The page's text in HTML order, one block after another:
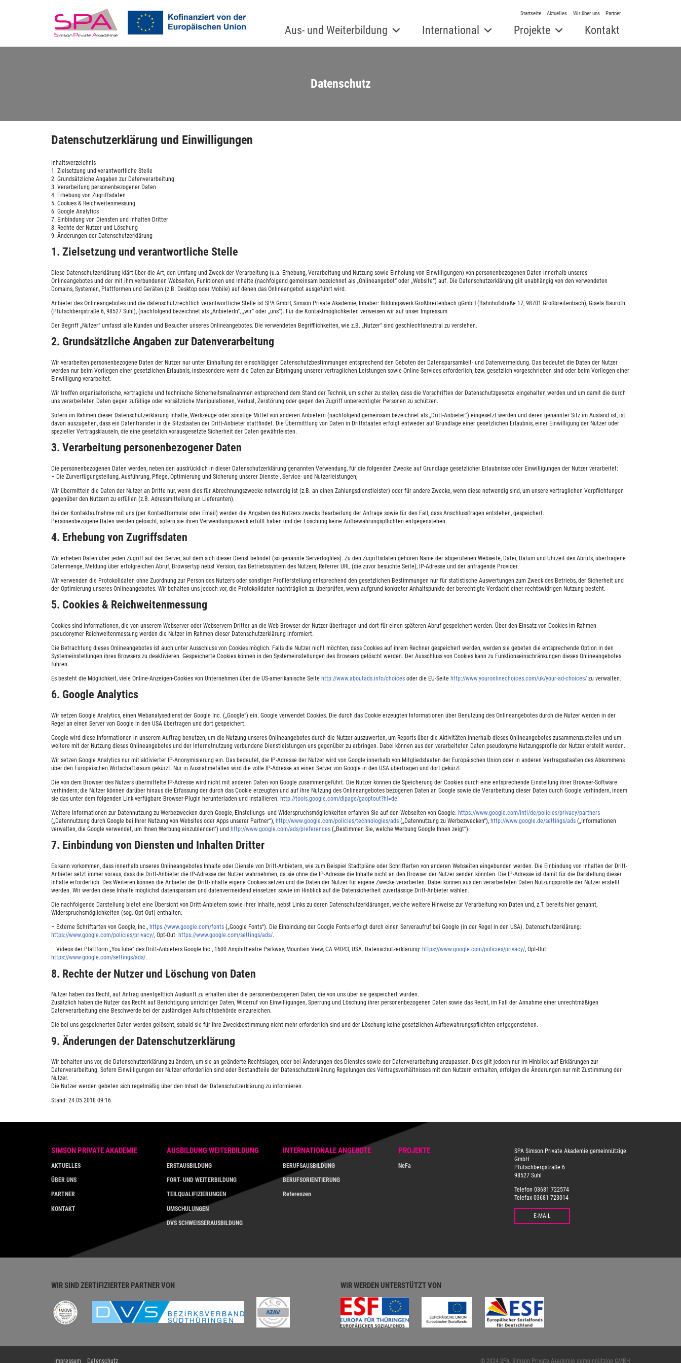
Startseite Aktuelles Wir über uns Partner
Aus- und Weiterbildung International Projekte Kontakt
Datenschutz
Datenschutzerklärung und Einwilligungen
Inhaltsverzeichnis
1. Zielsetzung und verantwortliche Stelle
2. Grundsätzliche Angaben zur Datenverarbeitung
3. Verarbeitung personenbezogener Daten
4. Erhebung von Zugriffsdaten
5. Cookies & Reichweitenmessung
6. Google Analytics
7. Einbindung von Diensten und Inhalten Dritter
8. Rechte der Nutzer und Löschung
9. Änderungen der Datenschutzerklärung
1. Zielsetzung und verantwortliche Stelle
Diese Datenschutzerklärung klärt über die Art, den Umfang und Zweck der Verarbeitung (u.a. Erhebung, Verarbeitung und Nutzung sowie Einholung von Einwilligungen) von personenbezogenen Daten innerhalb unseres
Onlineangebotes und der mit ihm verbundenen Webseiten, Funktionen und Inhalte (nachfolgend gemeinsam bezeichnet als „Onlineangebot“ oder „Website“) auf. Die Datenschutzerklärung gilt unabhängig von den verwendeten
Domains, Systemen, Plattformen und Geräten (z.B. Desktop oder Mobile) auf denen das Onlineangebot ausgeführt wird.
Anbieter des Onlineangebotes und die datenschutzrechtlich verantwortliche Stelle ist SPA GmbH, Simson Private Akademie, Inhaber: Bildungswerk Großbreitenbach gGmbH (Bahnhofstraße 17, 98701 Großbreitenbach), Gisela Bauroth
(Pfütschbergstraße 6, 98527 Suhl), (nachfolgend bezeichnet als „AnbieterIn“, „wir“ oder „uns“). Für die Kontaktmöglichkeiten verweisen wir auf unser Impressum
Der Begriff „Nutzer“ umfasst alle Kunden und Besucher unseres Onlineangebotes. Die verwendeten Begrifflichkeiten, wie z.B. „Nutzer“ sind geschlechtsneutral zu verstehen.
2. Grundsätzliche Angaben zur Datenverarbeitung
Wir verarbeiten personenbezogene Daten der Nutzer nur unter Einhaltung der einschlägigen Datenschutzbestimmungen entsprechend den Geboten der Datensparsamkeit- und Datenvermeidung. Das bedeutet die Daten der Nutzer
werden nur beim Vorliegen einer gesetzlichen Erlaubnis, insbesondere wenn die Daten zur Erbringung unserer vertraglichen Leistungen sowie Online-Services erforderlich, bzw. gesetzlich vorgeschrieben sind oder beim Vorliegen einer
Einwilligung verarbeitet.
Wir treffen organisatorische, vertragliche und technische Sicherheitsmaßnahmen entsprechend dem Stand der Technik, um sicher zu stellen, dass die Vorschriften der Datenschutzgesetze eingehalten werden und um damit die durch
uns verarbeiteten Daten gegen zufällige oder vorsätzliche Manipulationen, Verlust, Zerstörung oder gegen den Zugriff unberechtigter Personen zu schützen.
Sofern im Rahmen dieser Datenschutzerklärung Inhalte, Werkzeuge oder sonstige Mittel von anderen Anbietern (nachfolgend gemeinsam bezeichnet als „Dritt-Anbieter“) eingesetzt werden und deren genannter Sitz im Ausland ist, ist
davon auszugehen, dass ein Datentransfer in die Sitzstaaten der Dritt-Anbieter stattfindet. Die Übermittlung von Daten in Drittstaaten erfolgt entweder auf Grundlage einer gesetzlichen Erlaubnis, einer Einwilligung der Nutzer oder
spezieller Vertragsklauseln, die eine gesetzlich vorausgesetzte Sicherheit der Daten gewährleisten.
3. Verarbeitung personenbezogener Daten
Die personenbezogenen Daten werden, neben den ausdrücklich in dieser Datenschutzerklärung genannten Verwendung, für die folgenden Zwecke auf Grundlage gesetzlicher Erlaubnisse oder Einwilligungen der Nutzer verarbeitet:
– Die Zurverfügungstellung, Ausführung, Pflege, Optimierung und Sicherung unserer Dienste-, Service- und Nutzerleistungen;
Wir übermitteln die Daten der Nutzer an Dritte nur, wenn dies für Abrechnungszwecke notwendig ist (z.B. an einen Zahlungsdienstleister) oder für andere Zwecke, wenn diese notwendig sind, um unsere vertraglichen Verpflichtungen
gegenüber den Nutzern zu erfüllen (z.B. Adressmitteilung an Lieferanten).
Bei der Kontaktaufnahme mit uns (per Kontaktformular oder Email) werden die Angaben des Nutzers zwecks Bearbeitung der Anfrage sowie für den Fall, dass Anschlussfragen entstehen, gespeichert.
Personenbezogene Daten werden gelöscht, sofern sie ihren Verwendungszweck erfüllt haben und der Löschung keine Aufbewahrungspflichten entgegenstehen.
4. Erhebung von Zugriffsdaten
Wir erheben Daten über jeden Zugriff auf den Server, auf dem sich dieser Dienst befindet (so genannte Serverlogfiles). Zu den Zugriffsdaten gehören Name der abgerufenen Webseite, Datei, Datum und Uhrzeit des Abrufs, übertragene
Datenmenge, Meldung über erfolgreichen Abruf, Browsertyp nebst Version, das Betriebssystem des Nutzers, Referrer URL (die zuvor besuchte Seite), IP-Adresse und der anfragende Provider.
Wir verwenden die Protokolldaten ohne Zuordnung zur Person des Nutzers oder sonstiger Profilerstellung entsprechend den gesetzlichen Bestimmungen nur für statistische Auswertungen zum Zweck des Betriebs, der Sicherheit und
der Optimierung unseres Onlineangebotes. Wir behalten uns jedoch vor, die Protokolldaten nachträglich zu überprüfen, wenn aufgrund konkreter Anhaltspunkte der berechtigte Verdacht einer rechtswidrigen Nutzung besteht.
5. Cookies & Reichweitenmessung
Cookies sind Informationen, die von unserem Webserver oder Webservern Dritter an die Web-Browser der Nutzer übertragen und dort für einen späteren Abruf gespeichert werden. Über den Einsatz von Cookies im Rahmen
pseudonymer Reichweitenmessung werden die Nutzer im Rahmen dieser Datenschutzerklärung informiert.
Die Betrachtung dieses Onlineangebotes ist auch unter Ausschluss von Cookies möglich. Falls die Nutzer nicht möchten, dass Cookies auf ihrem Rechner gespeichert werden, werden sie gebeten die entsprechende Option in den
Systemeinstellungen ihres Browsers zu deaktivieren. Gespeicherte Cookies können in den Systemeinstellungen des Browsers gelöscht werden. Der Ausschluss von Cookies kann zu Funktionseinschränkungen dieses Onlineangebotes
führen.
Es besteht die Möglichkeit, viele Online-Anzeigen-Cookies von Unternehmen über die US-amerikanische Seite http://www.aboutads.info/choicesoder die EU-Seite http://www.youronlinechoices.com/uk/your-ad-choices/zu verwalten.
6. Google Analytics
Wir setzen Google Analytics, einen Webanalysedienst der Google Inc. („Google“) ein. Google verwendet Cookies. Die durch das Cookie erzeugten Informationen über Benutzung des Onlineangebotes durch die Nutzer werden in der
Regel an einen Server von Google in den USA übertragen und dort gespeichert.
Google wird diese Informationen in unserem Auftrag benutzen, um die Nutzung unseres Onlineangebotes durch die Nutzer auszuwerten, um Reports über die Aktivitäten innerhalb dieses Onlineangebotes zusammenzustellen und um
weitere mit der Nutzung dieses Onlineangebotes und der Internetnutzung verbundene Dienstleistungen uns gegenüber zu erbringen. Dabei können aus den verarbeiteten Daten pseudonyme Nutzungsprofile der Nutzer erstellt werden.
Wir setzen Google Analytics nur mit aktivierter IP-Anonymisierung ein. Das bedeutet, die IP-Adresse der Nutzer wird von Google innerhalb von Mitgliedstaaten der Europäischen Union oder in anderen Vertragsstaaten des Abkommens
über den Europäischen Wirtschaftsraum gekürzt. Nur in Ausnahmefällen wird die volle IP-Adresse an einen Server von Google in den USA übertragen und dort gekürzt.
Die von dem Browser des Nutzers übermittelte IP-Adresse wird nicht mit anderen Daten von Google zusammengeführt. Die Nutzer können die Speicherung der Cookies durch eine entsprechende Einstellung ihrer Browser-Software
verhindern; die Nutzer können darüber hinaus die Erfassung der durch das Cookie erzeugten und auf ihre Nutzung des Onlineangebotes bezogenen Daten an Google sowie die Verarbeitung dieser Daten durch Google verhindern, indem
sie das unter dem folgenden Link verfügbare Browser-Plugin herunterladen und installieren: http://tools.google.com/dlpage/gaoptout?hl=de.
Weitere Informationen zur Datennutzung zu Werbezwecken durch Google, Einstellungs- und Widerspruchsmöglichkeiten erfahren Sie auf den Webseiten von Google: https://www.google.com/intl/de/policies/privacy/partners
(„Datennutzung durch Google bei Ihrer Nutzung von Websites oder Apps unserer Partner“), http://www.google.com/policies/technologies/ads(„Datennutzung zu Werbezwecken“), http://www.google.de/settings/ads(„Informationen
verwalten, die Google verwendet, um Ihnen Werbung einzublenden“) und http://www.google.com/ads/preferences(„Bestimmen Sie, welche Werbung Google Ihnen zeigt“).
7. Einbindung von Diensten und Inhalten Dritter
Es kann vorkommen, dass innerhalb unseres Onlineangebotes Inhalte oder Dienste von Dritt-Anbietern, wie zum Beispiel Stadtpläne oder Schriftarten von anderen Webseiten eingebunden werden. Die Einbindung von Inhalten der Dritt-
Anbieter setzt immer voraus, dass die Dritt-Anbieter die IP-Adresse der Nutzer wahrnehmen, da sie ohne die IP-Adresse die Inhalte nicht an den Browser der Nutzer senden könnten. Die IP-Adresse ist damit für die Darstellung dieser
Inhalte erforderlich. Des Weiteren können die Anbieter der Dritt-Inhalte eigene Cookies setzen und die Daten der Nutzer für eigene Zwecke verarbeiten. Dabei können aus den verarbeiteten Daten Nutzungsprofile der Nutzer erstellt
werden. Wir werden diese Inhalte möglichst datensparsam und datenvermeidend einsetzen sowie im Hinblick auf die Datensicherheit zuverlässige Dritt-Anbieter wählen.
Die nachfolgende Darstellung bietet eine Übersicht von Dritt-Anbietern sowie ihrer Inhalte, nebst Links zu deren Datenschutzerklärungen, welche weitere Hinweise zur Verarbeitung von Daten und, z.T. bereits hier genannt,
Widerspruchsmöglichkeiten (sog. Opt-Out) enthalten:
– Externe Schriftarten von Google, Inc., https://www.google.com/fonts(„Google Fonts“). Die Einbindung der Google Fonts erfolgt durch einen Serveraufruf bei Google (in der Regel in den USA). Datenschutzerklärung:
https://www.google.com/policies/privacy/, Opt-Out: https://www.google.com/settings/ads/.
– Videos der Plattform „YouTube“ des Dritt-Anbieters Google Inc., 1600 Amphitheatre Parkway, Mountain View, CA 94043, USA. Datenschutzerklärung: https://www.google.com/policies/privacy/, Opt-Out:
https://www.google.com/settings/ads/.
8. Rechte der Nutzer und Löschung von Daten
Nutzer haben das Recht, auf Antrag unentgeltlich Auskunft zu erhalten über die personenbezogenen Daten, die von uns über sie gespeichert wurden.
Zusätzlich haben die Nutzer das Recht auf Berichtigung unrichtiger Daten, Widerruf von Einwilligungen, Sperrung und Löschung ihrer personenbezogenen Daten sowie das Recht, im Fall der Annahme einer unrechtmäßigen
Datenverarbeitung eine Beschwerde bei der zuständigen Aufsichtsbehörde einzureichen.
Die bei uns gespeicherten Daten werden gelöscht, sobald sie für ihre Zweckbestimmung nicht mehr erforderlich sind und der Löschung keine gesetzlichen Aufbewahrungspflichten entgegenstehen.
9. Änderungen der Datenschutzerklärung
Wir behalten uns vor, die Datenschutzerklärung zu ändern, um sie an geänderte Rechtslagen, oder bei Änderungen des Dienstes sowie der Datenverarbeitung anzupassen. Dies gilt jedoch nur im Hinblick auf Erklärungen zur
Datenverarbeitung. Sofern Einwilligungen der Nutzer erforderlich sind oder Bestandteile der Datenschutzerklärung Regelungen des Vertragsverhältnisses mit den Nutzern enthalten, erfolgen die Änderungen nur mit Zustimmung der
Nutzer.
Die Nutzer werden gebeten sich regelmäßig über den Inhalt der Datenschutzerklärung zu informieren.
Stand: 24.05.2018 09:16
SIMSON PRIVATE AKADEMIE
AKTUELLES
ÜBER UNS
PARTNER
KONTAKT
AUSBILDUNG WEITERBILDUNG
ERSTAUSBILDUNG
FORT- UND WEITERBILDUNG
TEILQUALIFIZIERUNGEN
UMSCHULUNGEN
DVS SCHWEISSERAUSBILDUNG
INTERNATIONALE ANGEBOTE
BERUFSAUSBILDUNG
BERUFSORIENTIERUNG
Referenzen
PROJEKTE
NeFa
SPA Simson Private Akademie gemeinnützige
GmbH
Pfütschbergstraße 6
98527 Suhl
Telefon 03681 722574
Telefax 03681 723014
E-MAIL
WIR SIND ZERTIFIZIERTER PARTNER VON WIR WERDEN UNTERSTÜTZT VON
Impressum Datenschutz © 2024 SPA, Simson Private Akademie gemeinnützige GMBH